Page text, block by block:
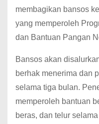
membagikan bansos
yang memperoleh
dan Bantuan Pangan
Bansos akan
berhak menerima dan
selama tiga bulan.
memperoleh bantuan
beras, dan telur